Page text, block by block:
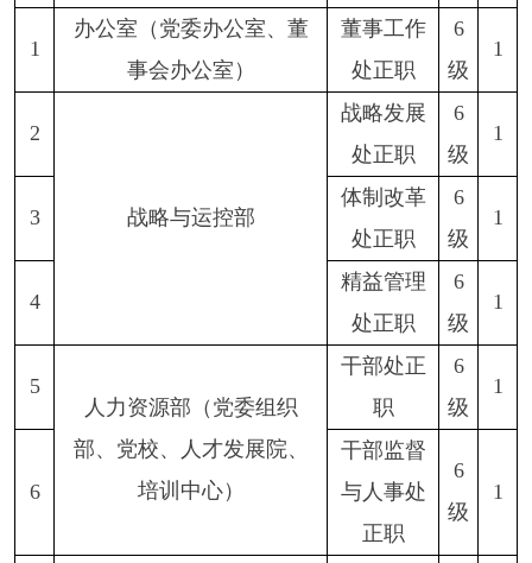
1
办公室（党委办公室、董
事会办公室）
董事工作
处正职
6
级
1
2
战略与运控部
战略发展
处正职
6
级
1
3
体制改革
处正职
6
级
1
4
精益管理
处正职
6
级
1
5
人力资源部（党委组织
部、党校、人才发展院、
培训中心）
干部处正
职
6
级
1
6
干部监督
与人事处
正职
6
级
1